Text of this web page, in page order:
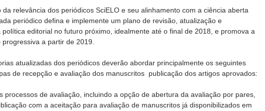
da relevância dos periódicos SciELO e seu alinhamento com a ciência aberta
periódico defina e implemente um plano de revisão, atualização e
política editorial no futuro próximo, idealmente até o final de 2018, e promova a
a partir de 2019.
atualizadas dos periódicos deverão abordar principalmente os seguintes
de recepção e avaliação dos manuscritos publicação dos artigos aprovados:
processos de avaliação, incluindo a opção de abertura da avaliação por pares,
com a aceitação para avaliação de manuscritos já disponibilizados em